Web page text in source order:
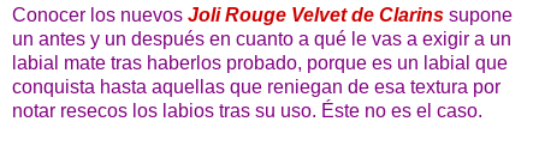
Conocer los nuevos Joli Rouge Velvet de Clarins supone
un antes y un después en cuanto a qué le vas a exigir a un
labial mate tras haberlos probado, porque es un labial que
conquista hasta aquellas que reniegan de esa textura por
notar resecos los labios tras su uso. Éste no es el caso.